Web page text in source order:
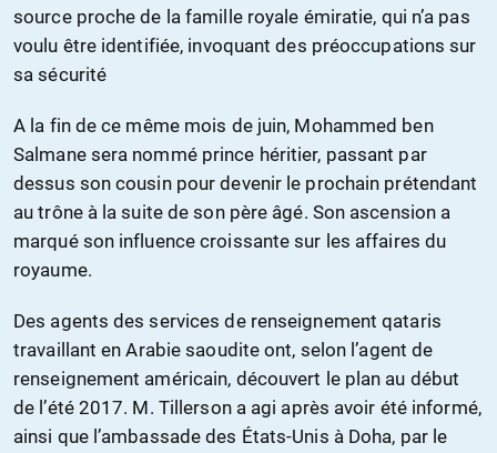
source proche de la famille royale émiratie, qui n’a pas
voulu être identifiée, invoquant des préoccupations sur
sa sécurité
A la fin de ce même mois de juin, Mohammed ben
Salmane sera nommé prince héritier, passant par
dessus son cousin pour devenir le prochain prétendant
au trône à la suite de son père âgé. Son ascension a
marqué son influence croissante sur les affaires du
royaume.
Des agents des services de renseignement qataris
travaillant en Arabie saoudite ont, selon l’agent de
renseignement américain, découvert le plan au début
de l’été 2017. M. Tillerson a agi après avoir été informé,
ainsi que l’ambassade des États-Unis à Doha, par le